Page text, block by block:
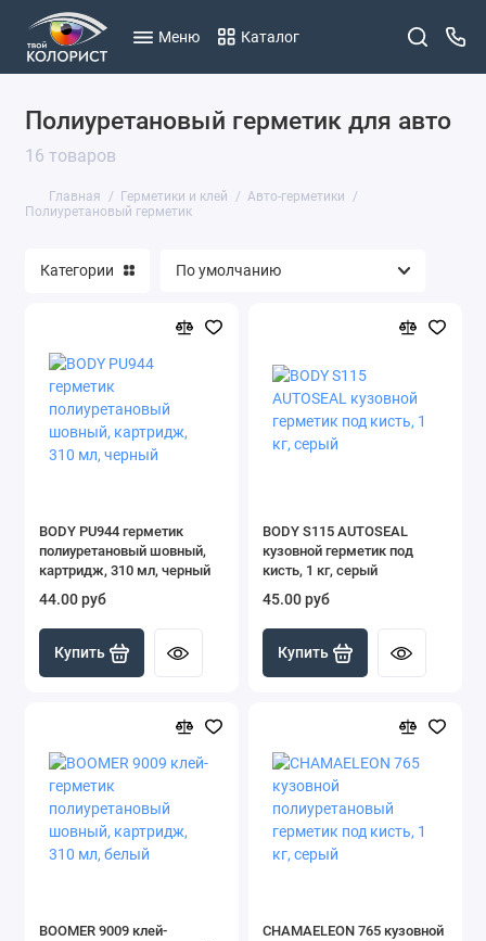
Меню Каталог
Полиуретановый герметик для авто
16 товаров
Главная Герметики и клей
Авто-герметики
Полиуретановый герметик
Категории
BODY PU944 герметик
полиуретановый шовный,
картридж, 310 мл, черный
44.00 руб
Купить
BODY S115 AUTOSEAL
кузовной герметик под
кисть, 1 кг, серый
45.00 руб
Купить
BOOMER 9009 клей-
CHAMAELEON 765 кузовной